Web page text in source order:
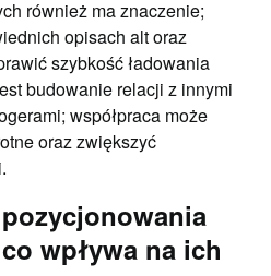
również ma znaczenie;
opisach alt oraz
szybkość ładowania
budowanie relacji z innymi
współpraca może
oraz zwiększyć
wpływa na ich